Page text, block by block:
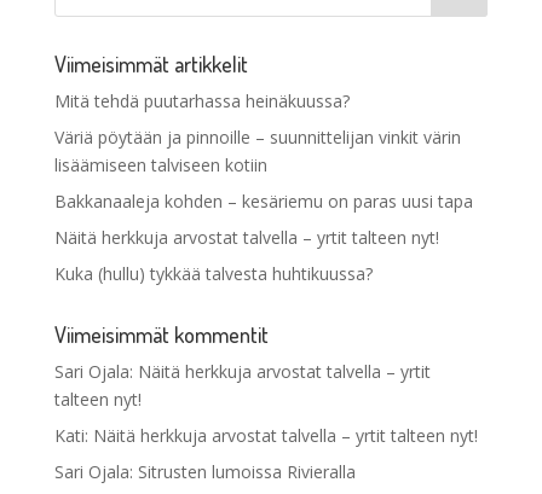
Viimeisimmät artikkelit
Mitä tehdä puutarhassa heinäkuussa?
Väriä pöytään ja pinnoille – suunnittelijan vinkit värin
lisäämiseen talviseen kotiin
Bakkanaaleja kohden – kesäriemu on paras uusi tapa
Näitä herkkuja arvostat talvella – yrtit talteen nyt!
Kuka (hullu) tykkää talvesta huhtikuussa?
Viimeisimmät kommentit
Sari Ojala: Näitä herkkuja arvostat talvella – yrtit
talteen nyt!
Kati: Näitä herkkuja arvostat talvella – yrtit talteen nyt!
Sari Ojala: Sitrusten lumoissa Rivieralla